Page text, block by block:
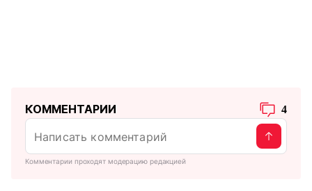
КОММЕНТАРИИ 4
Комментарии проходят модерацию редакцией